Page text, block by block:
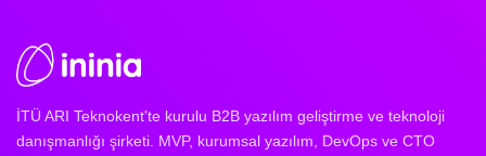
İTÜ ARI Teknokent'te kurulu B2B yazılım geliştirme ve teknoloji
danışmanlığı şirketi. MVP, kurumsal yazılım, DevOps ve CTO